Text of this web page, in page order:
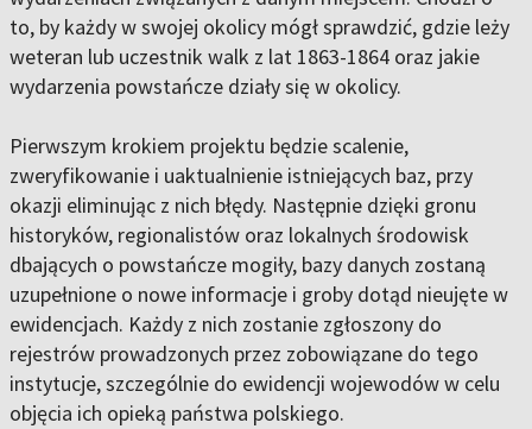
to, by każdy w swojej okolicy mógł sprawdzić, gdzie leży
weteran lub uczestnik walk z lat 1863-1864 oraz jakie
wydarzenia powstańcze działy się w okolicy.
Pierwszym krokiem projektu będzie scalenie,
zweryfikowanie i uaktualnienie istniejących baz, przy
okazji eliminując z nich błędy. Następnie dzięki gronu
historyków, regionalistów oraz lokalnych środowisk
dbających o powstańcze mogiły, bazy danych zostaną
uzupełnione o nowe informacje i groby dotąd nieujęte w
ewidencjach. Każdy z nich zostanie zgłoszony do
rejestrów prowadzonych przez zobowiązane do tego
instytucje, szczególnie do ewidencji wojewodów w celu
objęcia ich opieką państwa polskiego.